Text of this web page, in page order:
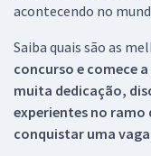
acontecendo no
Saiba quais são as
concurso e comece
muita dedicação,
experientes no ramo
conquistar uma